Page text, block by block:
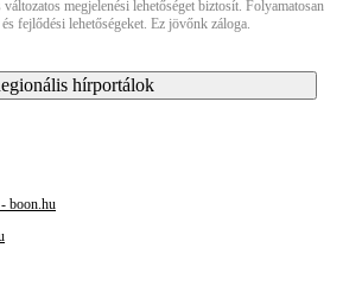
változatos megjelenési lehetőséget biztosít. Folyamatosan
fejlődési lehetőségeket. Ez jövőnk záloga.
hírportálok
boon.hu